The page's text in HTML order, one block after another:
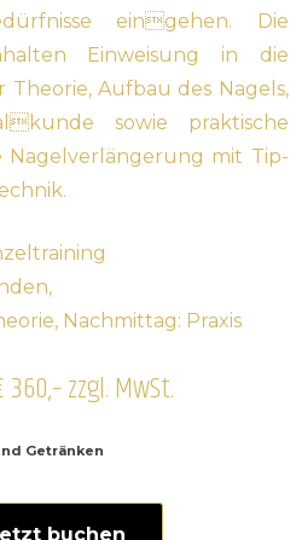
eingehen. Die
Einweisung in die
Aufbau des Nagels,
sowie praktische
mit Tip-
Nachmittag: Praxis
zzgl. MwSt.
Getränken
buchen